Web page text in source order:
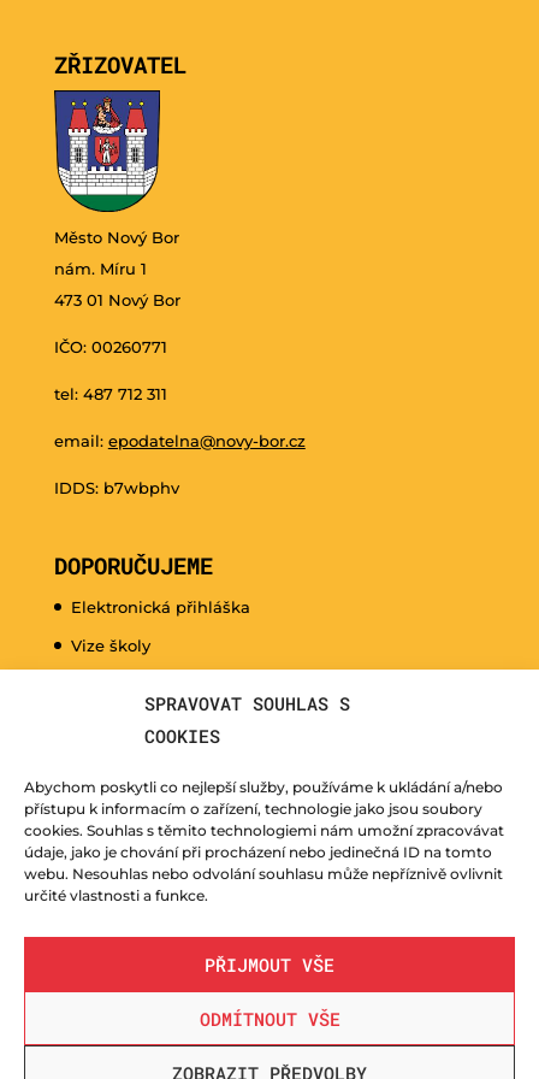
SPRAVOVAT SOUHLAS S
COOKIES
Abychom poskytli co nejlepší služby, používáme k ukládání a/nebo
přístupu k informacím o zařízení, technologie jako jsou soubory
cookies. Souhlas s těmito technologiemi nám umožní zpracovávat
údaje, jako je chování při procházení nebo jedinečná ID na tomto
webu. Nesouhlas nebo odvolání souhlasu může nepříznivě ovlivnit
určité vlastnosti a funkce.
PŘIJMOUT VŠE
ODMÍTNOUT VŠE
ZOBRAZIT PŘEDVOLBY
ZŘIZOVATEL
Město Nový Bor
nám. Míru 1
473 01 Nový Bor
IČO: 00260771
tel: 487 712 311
email: epodatelna@novy-bor.cz
IDDS: b7wbphv
DOPORUČUJEME
Elektronická přihláška
Vize školy
Kurzy pro veřejnost
Fotogalerie
Učitelé
© ZUŠ Nový Bor - vytvořila společnost
| webdesign